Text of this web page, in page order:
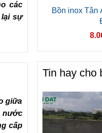
các
sự
giữa
nước
cấp
Bồn inox Tân
Tin hay cho